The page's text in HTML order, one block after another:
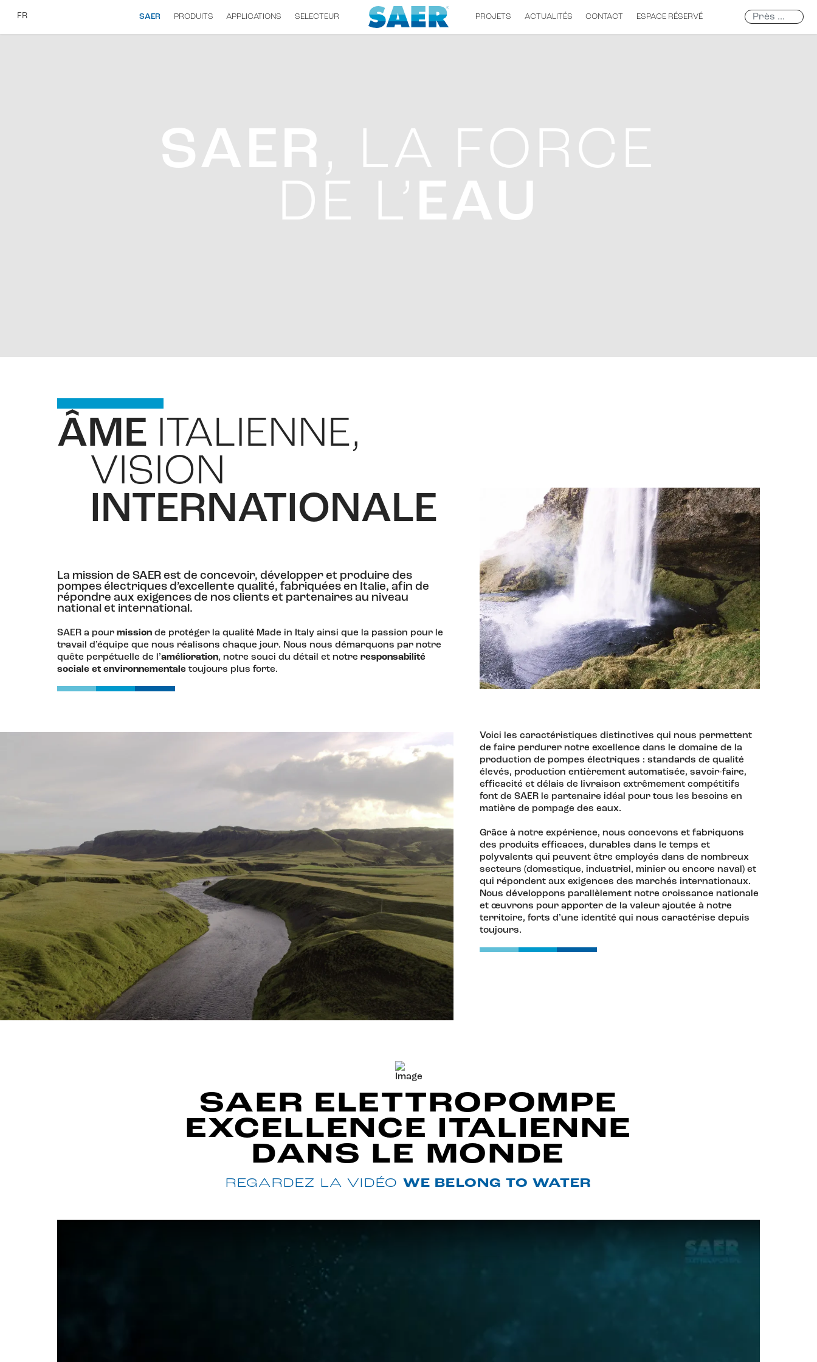
FR SAER PRODUITS APPLICATIONS SELECTEUR PROJETS ACTUALITÉS CONTACT ESPACE RÉSERVÉ
Search
SAER , LA FORCE
DE L’EAU
ÂME ITALIENNE,
VISION
INTERNATIONALE
La mission de SAER est de concevoir, développer et produire des
pompes électriques d’excellente qualité, fabriquées en Italie, afin de
répondre aux exigences de nos clients et partenaires au niveau
national et international.
SAER a pourmissionde protéger la qualité Made in Italy ainsi que la passion pour le
travail d’équipe que nous réalisons chaque jour. Nous nous démarquons par notre
quête perpétuelle de l’amélioration, notre souci du détail et notreresponsabilité
sociale et environnementale toujours plus forte.
Voici les caractéristiques distinctives qui nous permettent
de faire perdurer notre excellence dans le domaine de la
production de pompes électriques : standards de qualité
élevés, production entièrement automatisée, savoir-faire,
efficacité et délais de livraison extrêmement compétitifs
font de SAER le partenaire idéal pour tous les besoins en
matière de pompage des eaux.
Grâce à notre expérience, nous concevons et fabriquons
des produits efficaces, durables dans le temps et
polyvalents qui peuvent être employés dans de nombreux
secteurs (domestique, industriel, minier ou encore naval) et
qui répondent aux exigences des marchés internationaux.
Nous développons parallèlement notre croissance nationale
et œuvrons pour apporter de la valeur ajoutée à notre
territoire, forts d’une identité qui nous caractérise depuis
toujours.
SAER ELETTROPOMPE
EXCELLENCE ITALIENNE
DANS LE MONDE
REGARDEZ LA VIDÉO WE BELONG TO WATER